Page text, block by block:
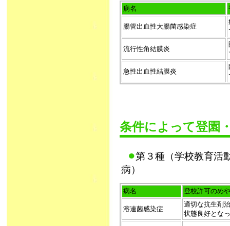
病名
腸管出血性大腸菌感染症
流行性角結膜炎
急性出血性結膜炎
条件によって登園
●第３種（学校教育活
病）
病名 登校許可のめ
溶連菌感染症
適切な抗生剤
状態良好とな